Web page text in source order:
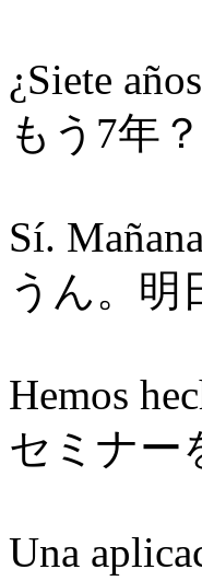
¿Siete
もう7年？
Sí.
うん。明
Hemos
セミナー
Una